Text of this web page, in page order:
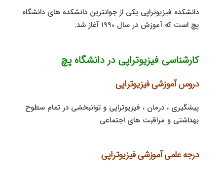
دانشکده فیزیوتراپی یکی از جوانترین دانشکده های دانشگاه
پچ است که آموزش در سال 1990 آغاز شد.
کارشناسی فیزیوتراپی در دانشگاه پچ
دروس آموزشی فیزیوتراپی
پیشگیری ، درمان ، فیزیوتراپی و توانبخشی در تمام سطوح
بهداشتی و مراقبت های اجتماعی
درجه علمی آموزشی فیزیوتراپی